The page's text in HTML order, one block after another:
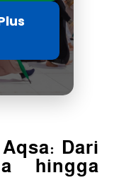
Dari
hingga